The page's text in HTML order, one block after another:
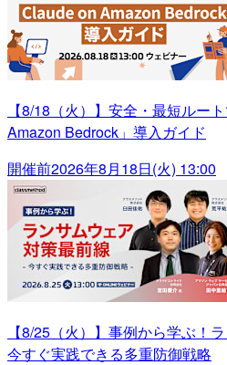
【8/18（火）】安全・最短ルー
Amazon Bedrock」導入ガイド
開催前2026年8月18日(火) 13:00
【8/25（火）】事例から学ぶ！
今すぐ実践できる多重防御戦略